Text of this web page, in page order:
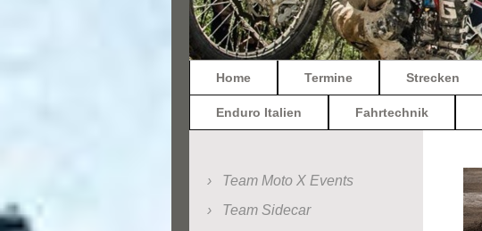
Home Termine Strecken
Enduro Italien Fahrtechnik
Team Moto X Events
Team Sidecar